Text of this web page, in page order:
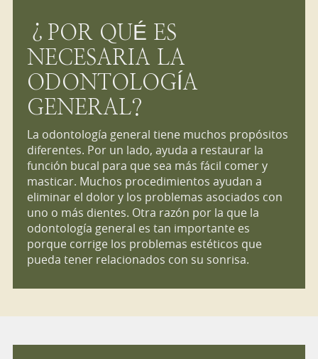
¿POR QUÉ ES
NECESARIA LA
ODONTOLOGÍA
GENERAL?
La odontología general tiene muchos propósitos
diferentes. Por un lado, ayuda a restaurar la
función bucal para que sea más fácil comer y
masticar. Muchos procedimientos ayudan a
eliminar el dolor y los problemas asociados con
uno o más dientes. Otra razón por la que la
odontología general es tan importante es
porque corrige los problemas estéticos que
pueda tener relacionados con su sonrisa.